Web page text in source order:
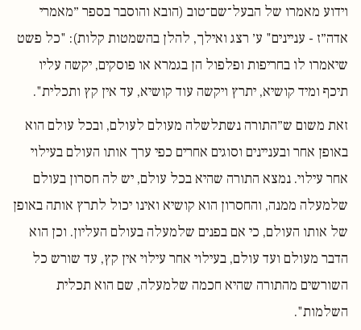
וידוע מאמרו של הבעל־שם־טוב (הובא והוסבר בספר ״מאמרי
אדה״ז - עניינים" ע׳ רצג ואילך, להלן בהשמטות קלות): "כל פשט
שיאמרו לו בחריפות ופלפול הן בגמרא או פוסקים, יקשה עליו
תיכף ומיד קושיא, יתרץ ויקשה עוד קושיא, עד אין קץ ותכלית".
זאת משום ש״התורה נשתלשלה מעולם לעולם, ובכל עולם הוא
באופן אחר ובעניינים וסוגים אחרים כפי ערך אותו העולם בעילוי
אחר עילוי. נמצא התורה שהיא בכל עולם, יש לה חסרון בעולם
שלמעלה ממנה, והחסרון הוא קושיא ואינו יכול לתרץ אותה באופן
של אותו העולם, כי אם בפנים שלמעלה בעולם העליון. וכן הוא
הדבר מעולם ועד עולם, בעילוי אחר עילוי אין קץ, עד שורש כל
השורשים מהתורה שהיא חכמה שלמעלה, שם הוא תכלית
השלמות".